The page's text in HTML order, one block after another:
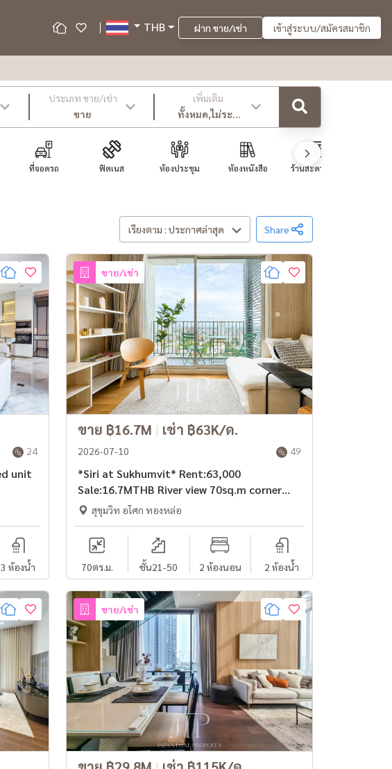
THB ฝาก ขาย/เช่า เข้าสู่ระบบ/สมัครสมาชิก
ประเภท ขาย/เช่า
ขาย
เพิ่มเติม
ทั้งหมด,ไม่ระบุ
,ล่าสุด
ที่จอดรถ ฟิตเนส ห้องประชุม ห้องหนังสือ ร้านสะดวกซื้...
เรียงตาม : ประกาศล่าสุด Share
24
3 ห้องน้ำ
ขาย/เช่า
ขาย ฿16.7M | เช่า ฿63K/ด.
2026-07-10 49
*Siri at Sukhumvit* Rent:63,000
Sale:16.7MTHB River view 70sq.m corner
2bed unit at 2mins walk to Thonglor
station
สุขุมวิท อโศก ทองหล่อ
70ตร.ม. ชั้น21-50 2 ห้องนอน 2 ห้องน้ำ
ขาย/เช่า